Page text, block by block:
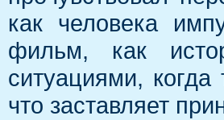
как человека
фильм, как
ситуациями,
что заставляет